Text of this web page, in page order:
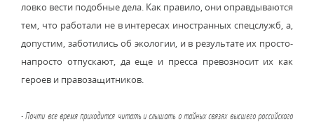
ловко вести подобные дела. Как правило, они оправдываются
тем, что работали не в интересах иностранных спецслужб, а,
допустим, заботились об экологии, и в результате их просто-
напросто отпускают, да еще и пресса превозносит их как
героев и правозащитников.
- Почти все время приходится читать и слышать о тайных связях высшего российского